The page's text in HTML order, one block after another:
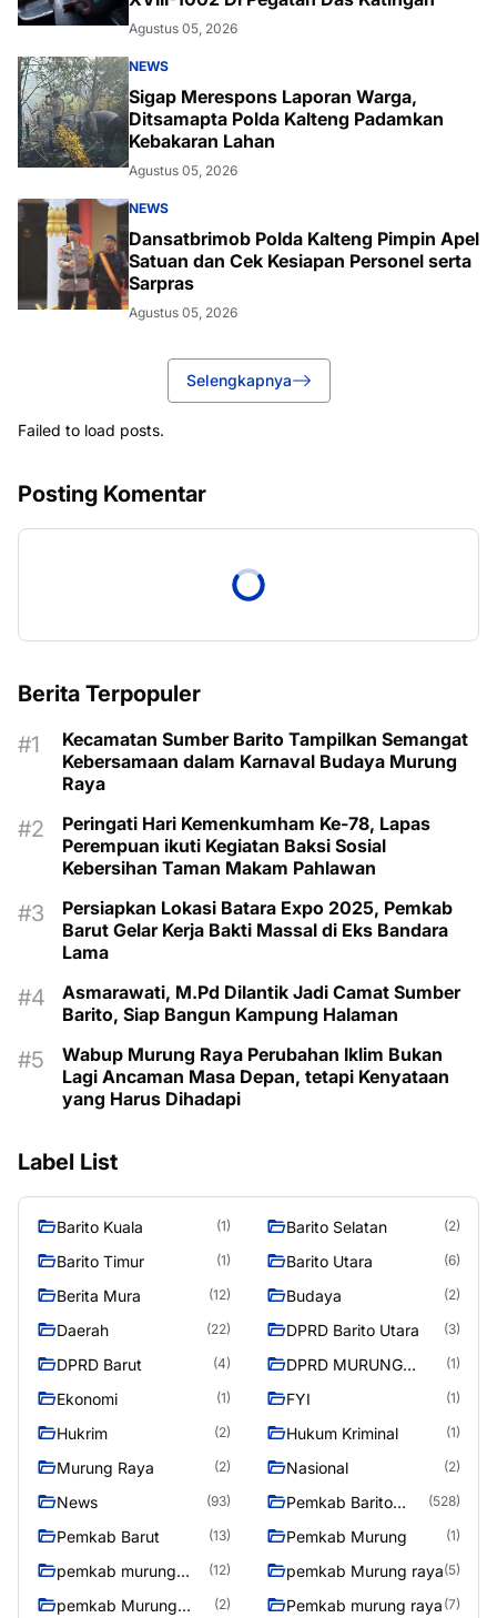
Agustus 05, 2026
NEWS
Sigap Merespons Laporan Warga,
Ditsamapta Polda Kalteng Padamkan
Kebakaran Lahan
Agustus 05, 2026
NEWS
Dansatbrimob Polda Kalteng Pimpin Apel
Satuan dan Cek Kesiapan Personel serta
Sarpras
Agustus 05, 2026
Selengkapnya
Failed to load posts.
Posting Komentar
Berita Terpopuler
Kecamatan Sumber Barito Tampilkan Semangat
Kebersamaan dalam Karnaval Budaya Murung
Raya
Peringati Hari Kemenkumham Ke-78, Lapas
Perempuan ikuti Kegiatan Baksi Sosial
Kebersihan Taman Makam Pahlawan
Persiapkan Lokasi Batara Expo 2025, Pemkab
Barut Gelar Kerja Bakti Massal di Eks Bandara
Lama
Asmarawati, M.Pd Dilantik Jadi Camat Sumber
Barito, Siap Bangun Kampung Halaman
Wabup Murung Raya Perubahan Iklim Bukan
Lagi Ancaman Masa Depan, tetapi Kenyataan
yang Harus Dihadapi
Label List
Barito Kuala (1) Barito Selatan (2)
Barito Timur (1) Barito Utara (6)
Berita Mura (12) Budaya (2)
Daerah (22) DPRD Barito Utara (3)
DPRD Barut (4)
DPRD MURUNG
(1)
Ekonomi (1) FYI (1)
Hukrim (2) Hukum Kriminal (1)
Murung Raya (2) Nasional (2)
News (93)
Pemkab Barito
(528)
Pemkab Barut (13) Pemkab Murung (1)
pemkab murung
(12) pemkab Murung raya(5)
pemkab Murung
(2) Pemkab murung raya (7)